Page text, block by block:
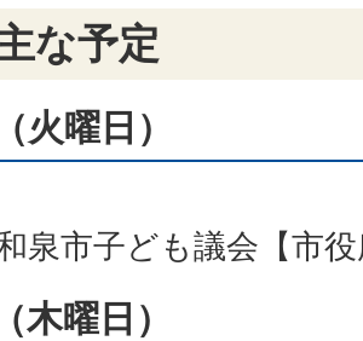
な予定
火曜日）
泉市子ども議会【市
木曜日）